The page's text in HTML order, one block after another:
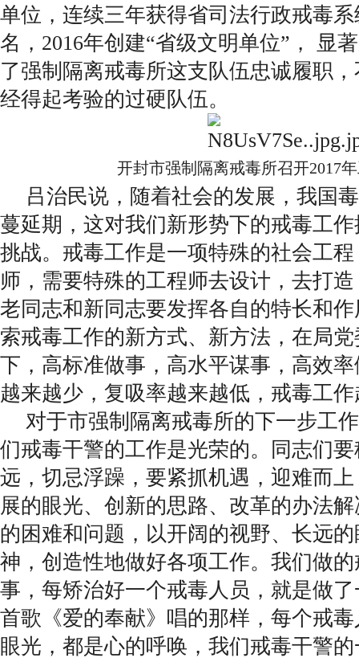
单位，连续三年获得省司法行政戒毒
名，2016年创建“省级文明单位”， 显
了强制隔离戒毒所这支队伍忠诚履职
经得起考验的过硬队伍。
开封市强制隔离戒毒所召开2017
吕治民说，随着社会的发展，我国
蔓延期，这对我们新形势下的戒毒工
挑战。戒毒工作是一项特殊的社会工
师，需要特殊的工程师去设计，去打
老同志和新同志要发挥各自的特长和
索戒毒工作的新方式、新方法，在局
下，高标准做事，高水平谋事，高效
越来越少，复吸率越来越低，戒毒工
对于市强制隔离戒毒所的下一步工
们戒毒干警的工作是光荣的。同志们
远，切忌浮躁，要紧抓机遇，迎难而
展的眼光、创新的思路、改革的办法
的困难和问题，以开阔的视野、长远
神，创造性地做好各项工作。我们做
事，每矫治好一个戒毒人员，就是做
首歌《爱的奉献》唱的那样，每个戒
眼光，都是心的呼唤，我们戒毒干警